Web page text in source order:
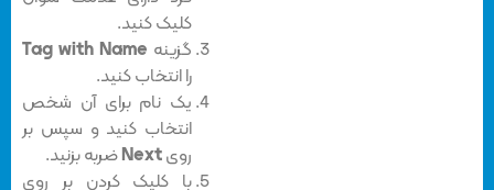
کلیک کنید.
گزینهTag with Name
را انتخاب کنید.
یک نام برای آن شخص
انتخاب کنید و سپس بر
Nextضربه بزنید.
با کلیک کردن بر روی